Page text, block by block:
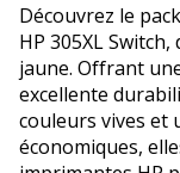
Découvrez le
HP 305XL
jaune. Offrant
excellente
couleurs vives et
économiques,